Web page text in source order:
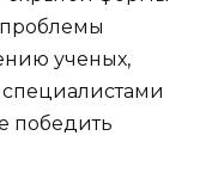
проблемы
ученых,
специалистами
победить